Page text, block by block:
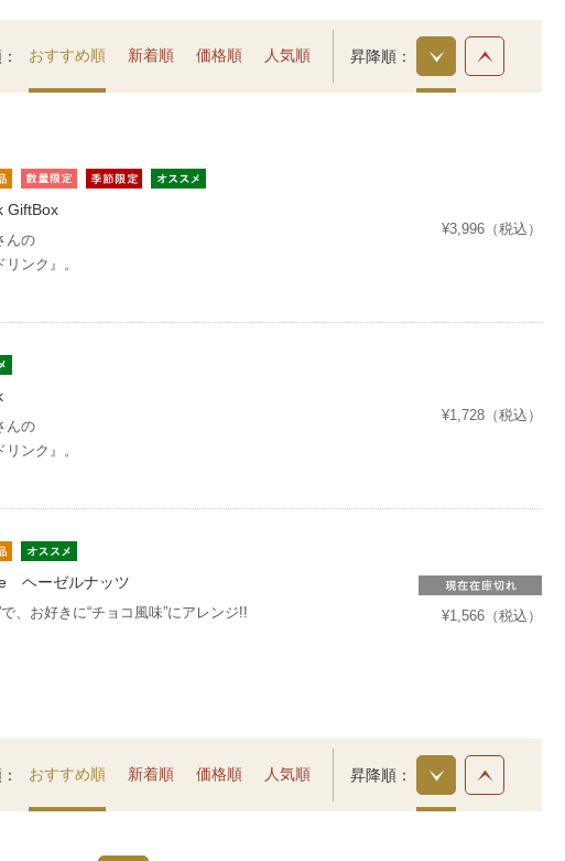
おすすめ順 新着順 価格順 人気順 昇降順
GiftBox
んの
リンク』。
¥3,996（税込）
んの
リンク』。
¥1,728（税込）
ヘーゼルナッツ
、お好きに“チョコ風味”にアレンジ!! ¥1,566（税込）
おすすめ順 新着順 価格順 人気順 昇降順